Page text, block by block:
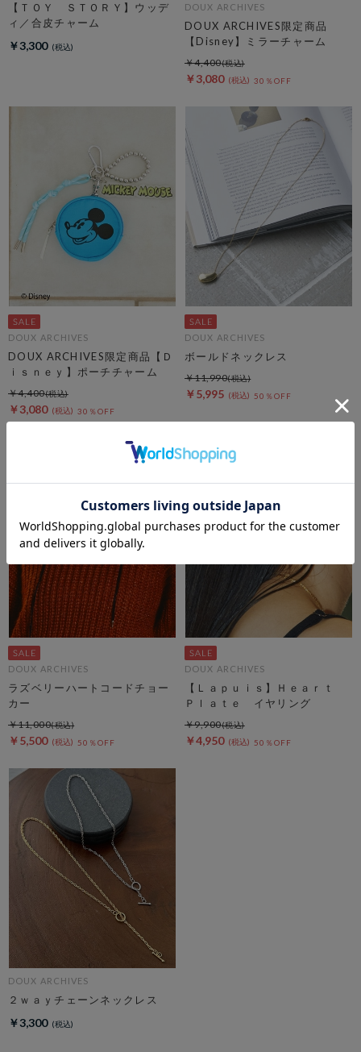
【ＴＯＹ ＳＴＯＲＹ】ウッデ
ィ／合皮チャーム
￥3,300
DOUX ARCHIVES
DOUX ARCHIVES限定商品
【Disney】ミラーチャーム
￥3,080 30％OFF
￥4,400
DOUX ARCHIVES
DOUX ARCHIVES限定商品【Ｄ
ｉｓｎｅｙ】ポーチチャーム
￥3,080 30％OFF
￥4,400
DOUX ARCHIVES
ボールドネックレス
￥5,995 50％OFF
￥11,990
DOUX ARCHIVES
ラズベリーハートコードチョー
カー
￥5,500 50％OFF
￥11,000
DOUX ARCHIVES
【Ｌａｐｕｉｓ】Ｈｅａｒｔ
Ｐｌａｔｅ イヤリング
￥4,950 50％OFF
￥9,900
DOUX ARCHIVES
２ｗａｙチェーンネックレス
￥3,300